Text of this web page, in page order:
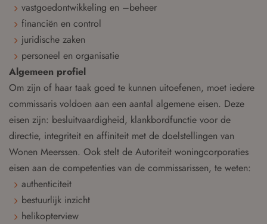
vastgoedontwikkeling en –beheer
financiën en control
juridische zaken
personeel en organisatie
Algemeen profiel
Om zijn of haar taak goed te kunnen uitoefenen, moet iedere
commissaris voldoen aan een aantal algemene eisen. Deze
eisen zijn: besluitvaardigheid, klankbordfunctie voor de
directie, integriteit en affiniteit met de doelstellingen van
Wonen Meerssen. Ook stelt de Autoriteit woningcorporaties
eisen aan de competenties van de commissarissen, te weten:
authenticiteit
bestuurlijk inzicht
helikopterview